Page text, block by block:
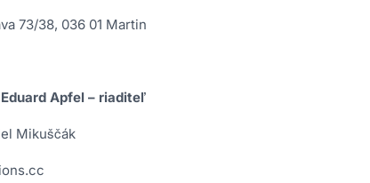
73/38, 036 01 Martin
Apfel – riaditeľ
Mikuščák